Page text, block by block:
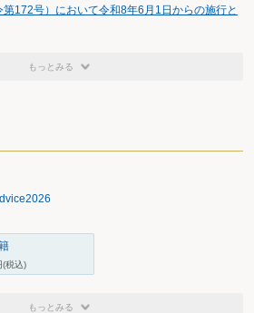
172号）において令和8年6月1日からの施行と
もっとみる
(税込)
もっとみる